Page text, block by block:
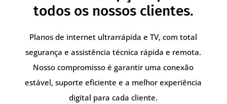
todos os nossos clientes.
Planos de internet ultrarrápida e TV, com total
segurança e assistência técnica rápida e remota.
Nosso compromisso é garantir uma conexão
estável, suporte eficiente e a melhor experiência
digital para cada cliente.